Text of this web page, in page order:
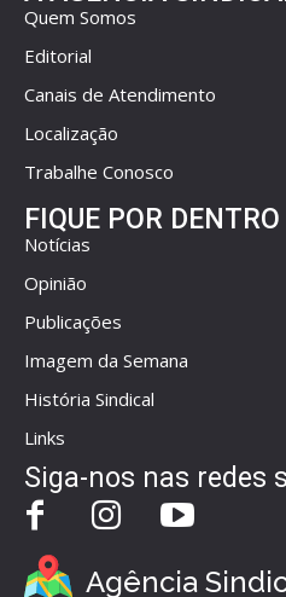
Quem Somos
Editorial
Canais de Atendimento
Localização
Trabalhe Conosco
FIQUE POR DENTRO
Notícias
Opinião
Publicações
Imagem da Semana
História Sindical
Links
Siga-nos nas redes
Agência